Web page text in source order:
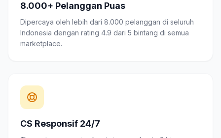
8.000+ Pelanggan Puas
Dipercaya oleh lebih dari 8.000 pelanggan di seluruh
Indonesia dengan rating 4.9 dari 5 bintang di semua
marketplace.
CS Responsif 24/7